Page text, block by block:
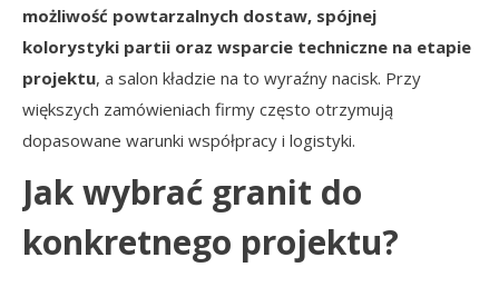
możliwość powtarzalnych dostaw, spójnej
kolorystyki partii oraz wsparcie techniczne na etapie
projektu, a salon kładzie na to wyraźny nacisk. Przy
większych zamówieniach firmy często otrzymują
dopasowane warunki współpracy i logistyki.
Jak wybrać granit do
konkretnego projektu?